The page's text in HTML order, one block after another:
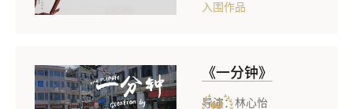
入围作品
《一分钟》
导演：林心怡